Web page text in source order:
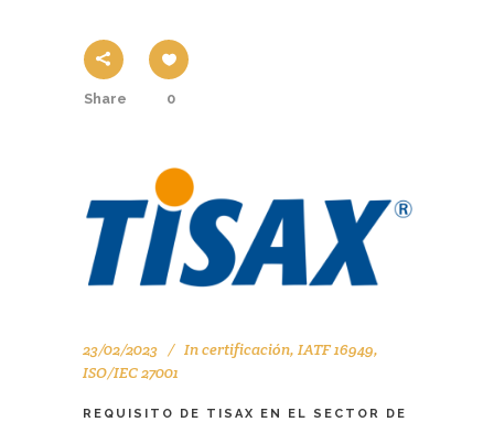
Share 0
23/02/2023 Incertificación, IATF 16949,
ISO/IEC 27001
REQUISITO DE TISAX EN EL SECTOR DE